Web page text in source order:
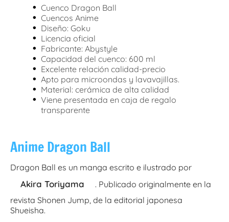
• Cuenco Dragon Ball
• Cuencos Anime
• Diseño: Goku
• Licencia oficial
• Fabricante: Abystyle
• Capacidad del cuenco: 600 ml
• Excelente relación calidad-precio
• Apto para microondas y lavavajillas.
• Material: cerámica de alta calidad
• Viene presentada en caja de regalo
transparente
Anime Dragon Ball
Dragon Ball es un manga escrito e ilustrado por
Akira Toriyama
. Publicado originalmente en la
revista Shonen Jump, de la editorial japonesa
Shueisha.